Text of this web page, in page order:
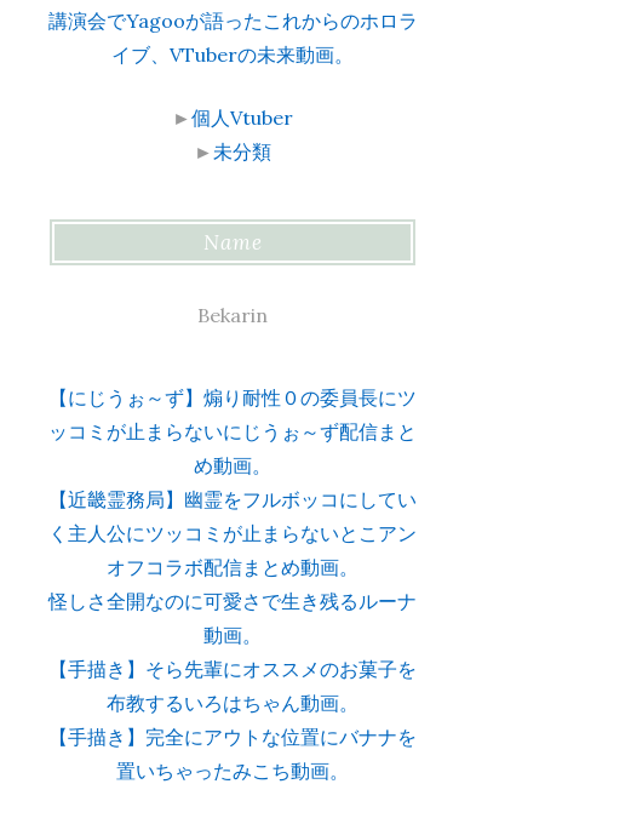
講演会でYagooが語ったこれからのホロラ
イブ、VTuberの未来動画。
►個人Vtuber
► 未分類
Name
Bekarin
【にじうぉ～ず】煽り耐性０の委員長にツ
ッコミが止まらないにじうぉ～ず配信まと
め動画。
【近畿霊務局】幽霊をフルボッコにしてい
く主人公にツッコミが止まらないとこアン
オフコラボ配信まとめ動画。
怪しさ全開なのに可愛さで生き残るルーナ
動画。
【手描き】そら先輩にオススメのお菓子を
布教するいろはちゃん動画。
【手描き】完全にアウトな位置にバナナを
置いちゃったみこち動画。